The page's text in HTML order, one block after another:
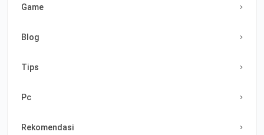
Game
Blog
Tips
Pc
Rekomendasi